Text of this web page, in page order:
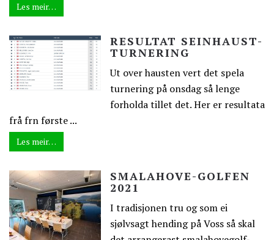
Les meir…
RESULTAT SEINHAUST-
TURNERING
Ut over hausten vert det spela
turnering på onsdag så lenge
forholda tillet det. Her er resultata
frå frn første ...
Les meir…
SMALAHOVE-GOLFEN
2021
I tradisjonen tru og som ei
sjølvsagt hending på Voss så skal